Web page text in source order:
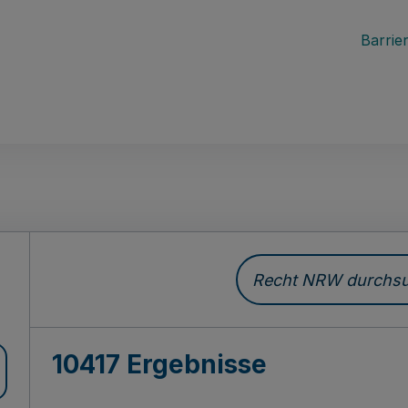
Recht NRW
10417 Ergebnisse